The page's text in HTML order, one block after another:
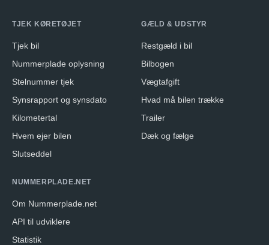
TJEK KØRETØJET
Tjek bil
Nummerplade oplysning
Stelnummer tjek
Synsrapport og synsdato
Kilometertal
Hvem ejer bilen
Slutseddel
GÆLD & UDSTYR
Restgæld i bil
Bilbogen
Vægtafgift
Hvad må bilen trække
Trailer
Dæk og fælge
NUMMERPLADE.NET
Om Nummerplade.net
API til udviklere
Statistik